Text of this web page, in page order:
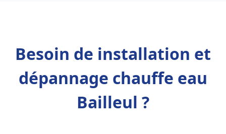
Besoin de installation et
dépannage chauffe eau
Bailleul ?